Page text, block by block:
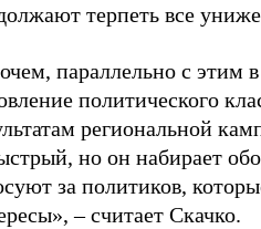
терпеть все
параллельно с этим
политического
региональной
но он набирает
за политиков,
– считает Скачко.